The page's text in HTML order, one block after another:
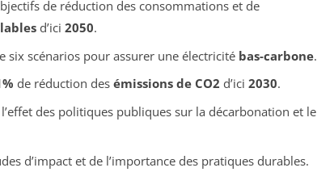
de réduction des consommations et de
d’ici 2050.
six scénarios pour assurer une électricité bas-carbone.
de réduction des émissions de CO2 d’ici 2030.
des politiques publiques sur la décarbonation et le
d’impact et de l’importance des pratiques durables.